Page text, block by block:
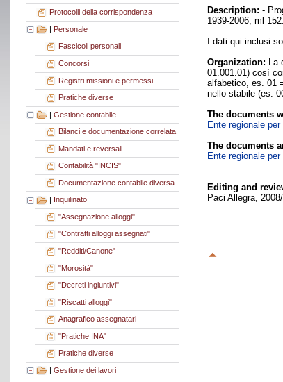
Protocolli della corrispondenza
| Personale
Fascicoli personali
Concorsi
Registri missioni e permessi
Pratiche diverse
| Gestione contabile
Bilanci e documentazione correlata
Mandati e reversali
Contabilità "INCIS"
Documentazione contabile diversa
Inquilinato
"Assegnazione alloggi"
"Contratti alloggi assegnati"
"Redditi/Canone"
"Morosità"
"Decreti ingiuntivi"
"Riscatti alloggi"
Anagrafico assegnatari
"Pratiche INA"
Pratiche diverse
| Gestione dei lavori
Description: -
1939-2006, ml 152.
I dati qui inclusi
Organization: La
01.001.01) così
alfabetico, es. 01
nello stabile (es.
The documents
Ente regionale
The documents
Ente regionale
Editing and
Paci Allegra,